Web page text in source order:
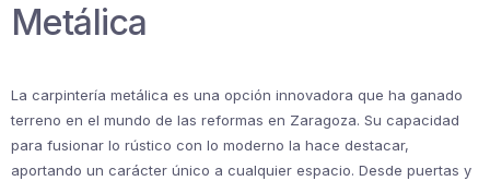
Metálica
La carpintería metálica es una opción innovadora que ha ganado
terreno en el mundo de las reformas en Zaragoza. Su capacidad
para fusionar lo rústico con lo moderno la hace destacar,
aportando un carácter único a cualquier espacio. Desde puertas y